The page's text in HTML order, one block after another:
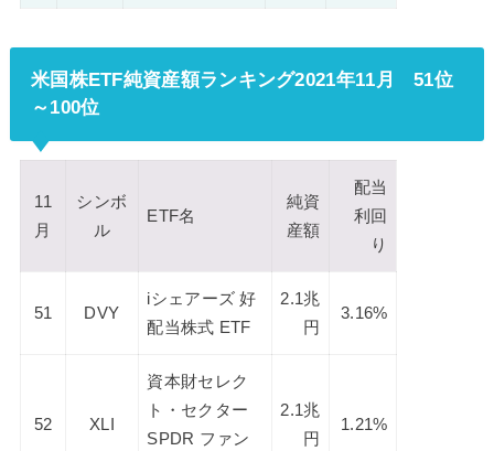
米国株ETF純資産額ランキング2021年11月 51位
～100位
11
月
シンボ
ル
ETF名
純資
産額
配当
利回
り
51 DVY
iシェアーズ 好
配当株式 ETF
2.1兆
円
3.16%
52 XLI
資本財セレク
ト・セクター
SPDR ファン
2.1兆
円
1.21%